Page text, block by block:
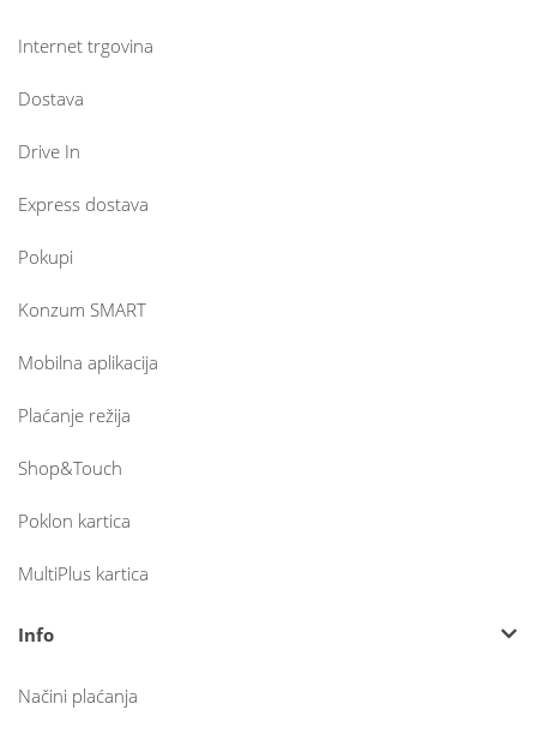
Internet trgovina
Dostava
Drive In
Express dostava
Pokupi
Konzum SMART
Mobilna aplikacija
Plaćanje režija
Shop&Touch
Poklon kartica
MultiPlus kartica
Info
Načini plaćanja